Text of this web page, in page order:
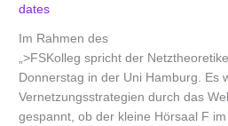
dates
Im Rahmen des
„>FSKolleg spricht der
Donnerstag in der Uni Hamburg. Es
Vernetzungsstrategien durch das
gespannt, ob der kleine Hörsaal F